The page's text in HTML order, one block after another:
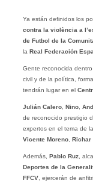
Ya están definidos los
contra la violència a
de Futbol de la
la Real Federación
Gente reconocida
civil y de la política,
tendrán lugar en el
Julián Calero, Nino,
de reconocido prestigio
expertos en el tema de
Vicente Moreno, Richar
Además, Pablo Ruz,
Deportes de la
FFCV, ejercerán de